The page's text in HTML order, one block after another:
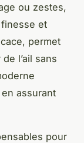
ou zestes,
et
permet
l’ail sans
assurant
pour